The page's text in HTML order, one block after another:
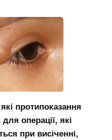
протипоказання
операції, які
при висіченні,